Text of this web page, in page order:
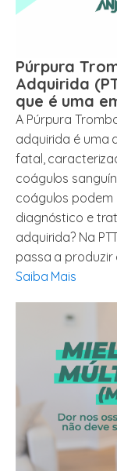
Púrpura
Adquirida
que é uma
A Púrpura
adquirida é uma
fatal,
coágulos
coágulos podem
diagnóstico e
adquirida? Na
passa a
Saiba Mais